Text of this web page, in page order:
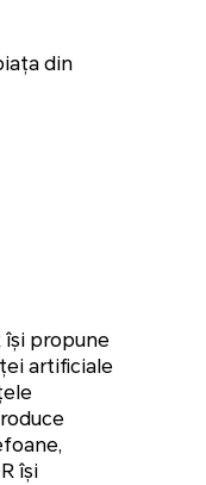
din
își propune
artificiale
își